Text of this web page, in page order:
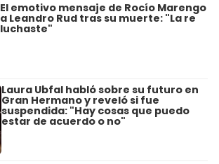
El emotivo mensaje de Rocío Marengo
a Leandro Rud tras su muerte: "La re
luchaste"
Laura Ubfal habló sobre su futuro en
Gran Hermano y reveló si fue
suspendida: "Hay cosas que puedo
estar de acuerdo o no"